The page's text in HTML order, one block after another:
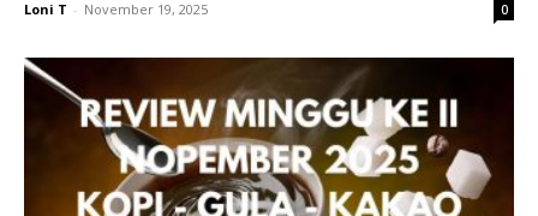
Loni T - November 19, 2025 0